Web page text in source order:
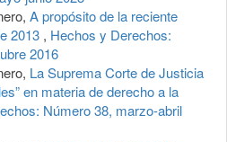
A propósito de la reciente
2013 , Hechos y Derechos:
2016
La Suprema Corte de Justicia
en materia de derecho a la
Número 38, marzo-abril